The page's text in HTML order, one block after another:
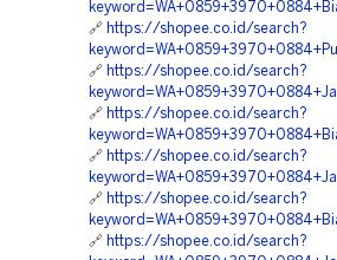
🔗 https://shopee.co.id/search?
🔗 https://shopee.co.id/search?
🔗 https://shopee.co.id/search?
🔗 https://shopee.co.id/search?
🔗 https://shopee.co.id/search?
🔗 https://shopee.co.id/search?